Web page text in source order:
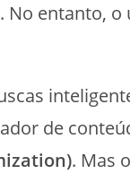
No entanto,
de
. Mas